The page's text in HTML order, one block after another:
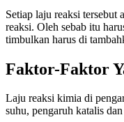
Setiap laju reaksi tersebut
reaksi. Oleh sebab itu
timbulkan harus di
Faktor-Faktor
Laju reaksi kimia di
suhu, pengaruh katalis